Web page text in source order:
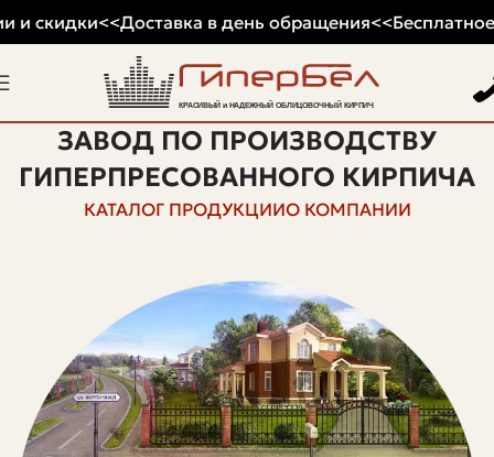
ЗАВОД ПО ПРОИЗВОДСТВУ
ГИПЕРПРЕСОВАННОГО КИРПИЧА
КАТАЛОГ ПРОДУКЦИИО КОМПАНИИ
и скидки<<Доставка в день обращения<<Бесплатное